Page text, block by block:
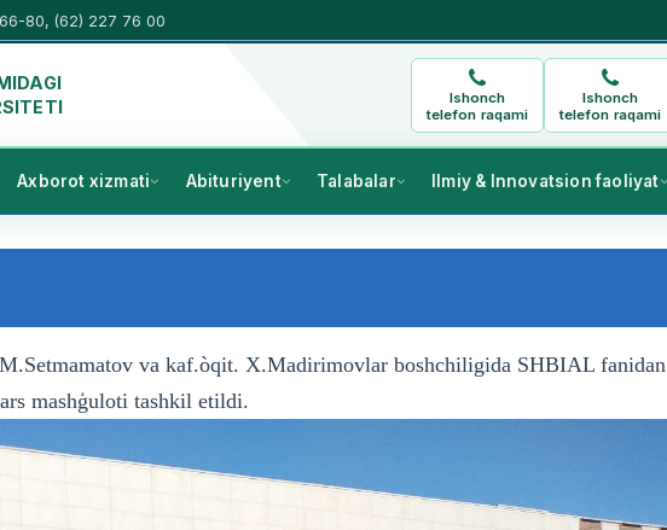
80, (62) 227 76 00
Ishonch
telefon raqami
Ishonch
telefon raqami
Axborot xizmati Abituriyent Talabalar Ilmiy & Innovatsion faoliyat
va kaf.òqit. X.Madirimovlar boshchiligida SHBIAL fanidan
mashģuloti tashkil etildi.